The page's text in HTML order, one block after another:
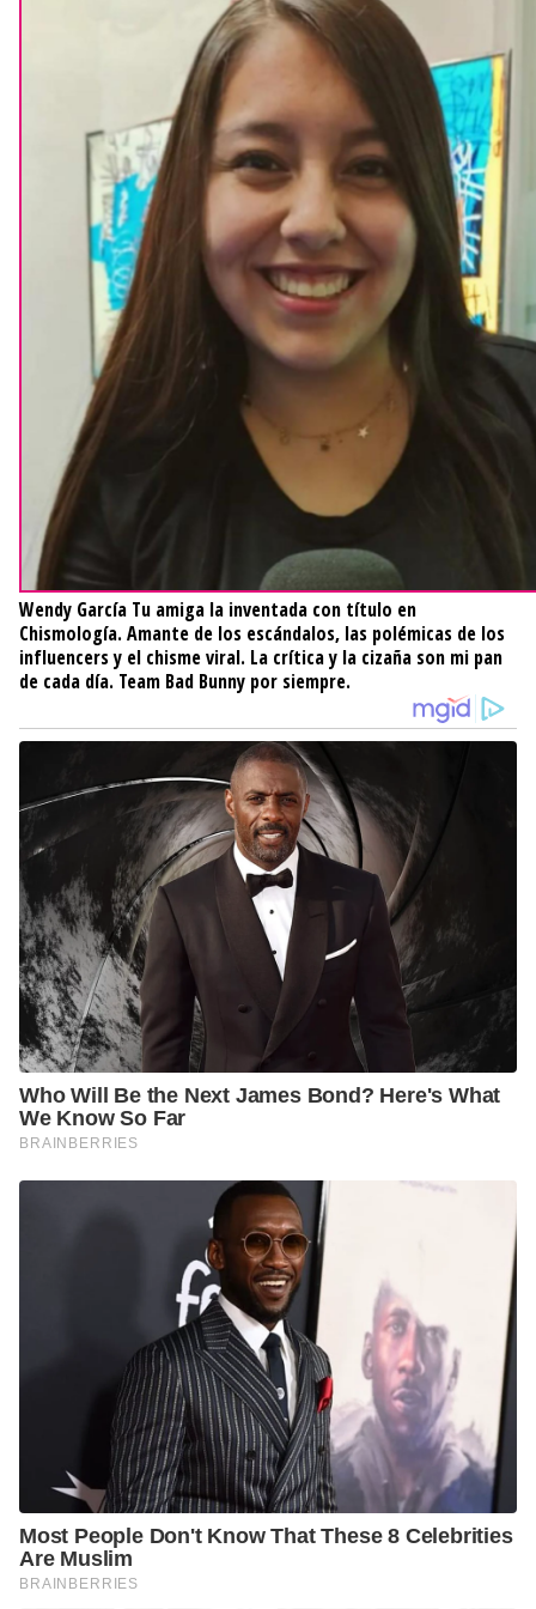
Wendy García Tu amiga la inventada con título en
Chismología. Amante de los escándalos, las polémicas de los
influencers y el chisme viral. La crítica y la cizaña son mi pan
de cada día. Team Bad Bunny por siempre.